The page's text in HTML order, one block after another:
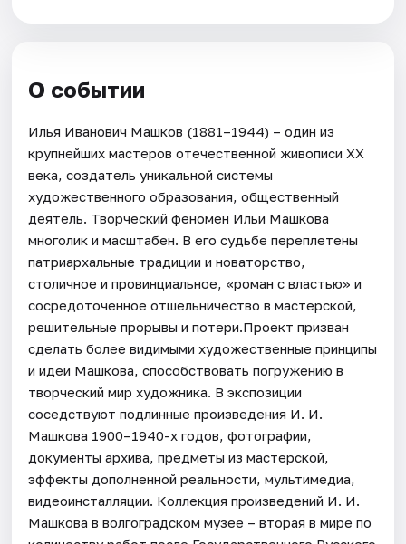
О событии
Илья Иванович Машков (1881–1944) – один из
крупнейших мастеров отечественной живописи ХХ
века, создатель уникальной системы
художественного образования, общественный
деятель. Творческий феномен Ильи Машкова
многолик и масштабен. В его судьбе переплетены
патриархальные традиции и новаторство,
столичное и провинциальное, «роман с властью» и
сосредоточенное отшельничество в мастерской,
решительные прорывы и потери.Проект призван
сделать более видимыми художественные принципы
и идеи Машкова, способствовать погружению в
творческий мир художника. В экспозиции
соседствуют подлинные произведения И. И.
Машкова 1900–1940-х годов, фотографии,
документы архива, предметы из мастерской,
эффекты дополненной реальности, мультимедиа,
видеоинсталляции. Коллекция произведений И. И.
Машкова в волгоградском музее – вторая в мире по